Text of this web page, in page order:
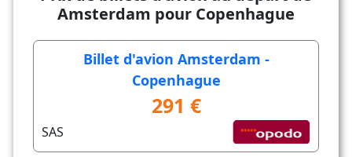
Amsterdam pour Copenhague
Billet d'avion Amsterdam -
Copenhague
291 €
SAS